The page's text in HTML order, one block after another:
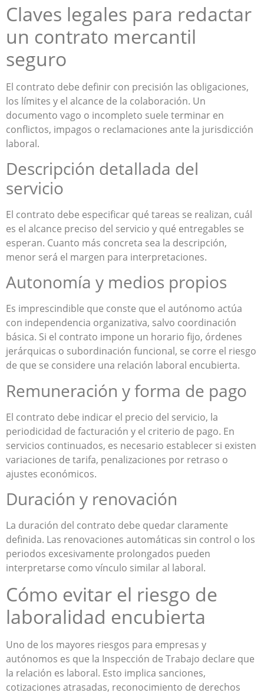
Claves legales para redactar
un contrato mercantil
seguro
El contrato debe definir con precisión las obligaciones,
los límites y el alcance de la colaboración. Un
documento vago o incompleto suele terminar en
conflictos, impagos o reclamaciones ante la jurisdicción
laboral.
Descripción detallada del
servicio
El contrato debe especificar qué tareas se realizan, cuál
es el alcance preciso del servicio y qué entregables se
esperan. Cuanto más concreta sea la descripción,
menor será el margen para interpretaciones.
Autonomía y medios propios
Es imprescindible que conste que el autónomo actúa
con independencia organizativa, salvo coordinación
básica. Si el contrato impone un horario fijo, órdenes
jerárquicas o subordinación funcional, se corre el riesgo
de que se considere una relación laboral encubierta.
Remuneración y forma de pago
El contrato debe indicar el precio del servicio, la
periodicidad de facturación y el criterio de pago. En
servicios continuados, es necesario establecer si existen
variaciones de tarifa, penalizaciones por retraso o
ajustes económicos.
Duración y renovación
La duración del contrato debe quedar claramente
definida. Las renovaciones automáticas sin control o los
periodos excesivamente prolongados pueden
interpretarse como vínculo similar al laboral.
Cómo evitar el riesgo de
laboralidad encubierta
Uno de los mayores riesgos para empresas y
autónomos es que la Inspección de Trabajo declare que
la relación es laboral. Esto implica sanciones,
cotizaciones atrasadas, reconocimiento de derechos